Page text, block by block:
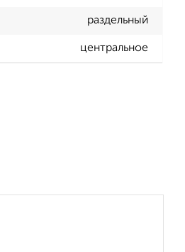
раздельный
центральное